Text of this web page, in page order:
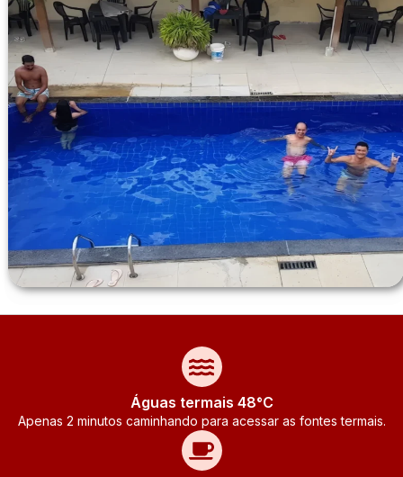
Águas termais 48°C
Apenas 2 minutos caminhando para acessar as fontes termais.